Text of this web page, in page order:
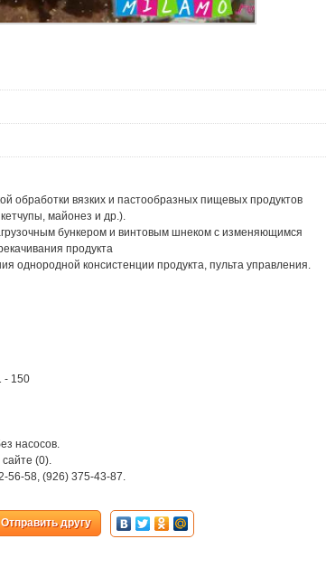
обработки вязких и пастообразных пищевых продуктов
майонез и др.).
бункером и винтовым шнеком с изменяющимся
продукта
однородной консистенции продукта, пульта управления.
- 150
насосов.
(0).
56-58, (926) 375-43-87.
Отправить другу